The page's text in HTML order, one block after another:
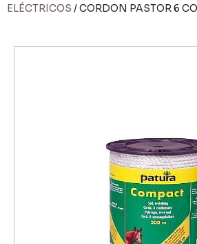
ELÉCTRICOS / CORDON PASTOR 6